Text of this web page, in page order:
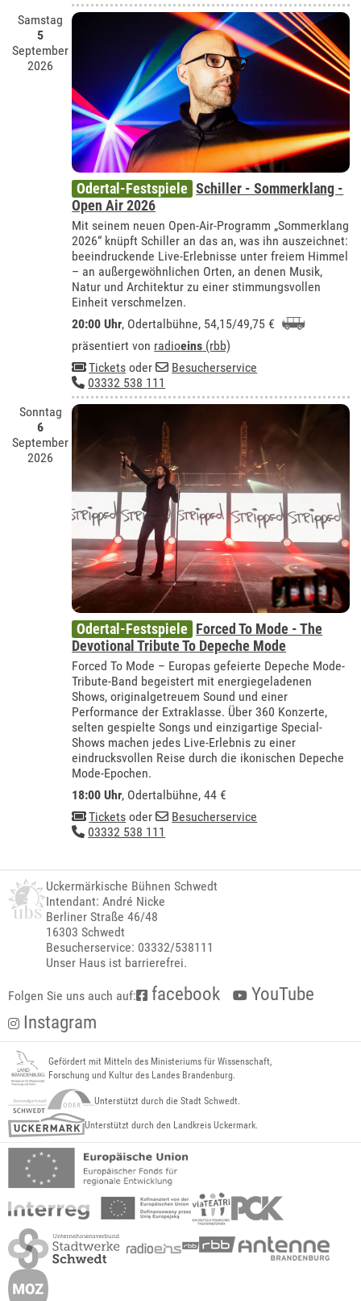
Samstag
5
September
2026
Odertal-Festspiele Schiller - Sommerklang -
Open Air 2026
Mit seinem neuen Open-Air-Programm „Sommerklang
2026“ knüpft Schiller an das an, was ihn auszeichnet:
beeindruckende Live-Erlebnisse unter freiem Himmel
– an außergewöhnlichen Orten, an denen Musik,
Natur und Architektur zu einer stimmungsvollen
Einheit verschmelzen.
20:00 Uhr, Odertalbühne, 54,15/49,75 €
präsentiert von radioeins (rbb)
Tickets oder
Besucherservice
03332 538 111
Sonntag
6
September
2026
Odertal-Festspiele Forced To Mode - The
Devotional Tribute To Depeche Mode
Forced To Mode – Europas gefeierte Depeche Mode-
Tribute-Band begeistert mit energiegeladenen
Shows, originalgetreuem Sound und einer
Performance der Extraklasse. Über 360 Konzerte,
selten gespielte Songs und einzigartige Special-
Shows machen jedes Live-Erlebnis zu einer
eindrucksvollen Reise durch die ikonischen Depeche
Mode-Epochen.
18:00 Uhr, Odertalbühne, 44 €
Tickets oder
Besucherservice
03332 538 111
Uckermärkische Bühnen Schwedt
Intendant: André Nicke
Berliner Straße 46/48
16303 Schwedt
Besucherservice: 03332/538111
Unser Haus ist barrierefrei.
Folgen Sie uns auch auf: facebook
YouTube
Instagram
Gefördert mit Mitteln des Ministeriums für Wissenschaft,
Forschung und Kultur des Landes Brandenburg.
Unterstützt durch die Stadt Schwedt.
Unterstützt durch den Landkreis Uckermark.